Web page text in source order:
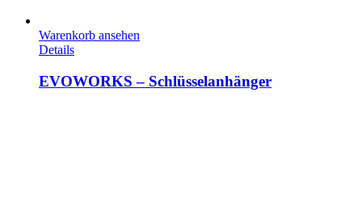
Warenkorb ansehen
Details
EVOWORKS – Schlüsselanhänger